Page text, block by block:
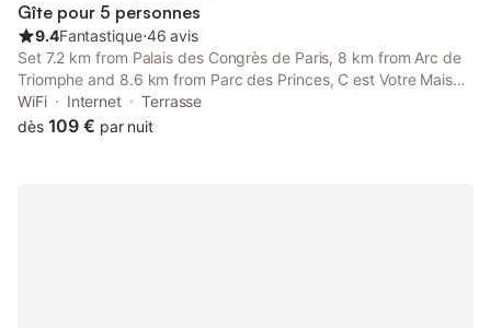
Gîte pour 5 personnes
9.4Fantastique⋅46 avis
Set 7.2 km from Palais des Congrès de Paris, 8 km from Arc de
Triomphe and 8.6 km from Parc des Princes, C est Votre Maison
provides accommodation located in Rueil-Malmaison.
WiFi Internet
Terrasse
dès 109 € par nuit